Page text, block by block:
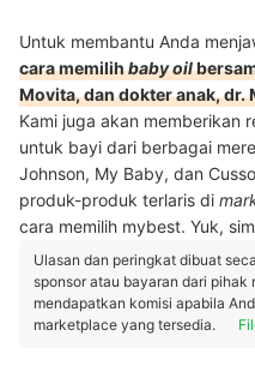
Untuk membantu Anda
cara memilihbaby oil
Movita, dan dokter anak,
Kami juga akan memberikan
untuk bayi dari berbagai
Johnson, My Baby, dan
produk-produk terlaris di
cara memilih mybest. Yuk,
Ulasan dan peringkat dibuat
sponsor atau bayaran dari pihak
mendapatkan komisi apabila
marketplace yang tersedia.